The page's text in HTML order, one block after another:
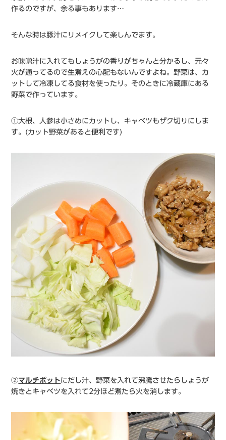
作るのですが、余る事もあります…
そんな時は豚汁にリメイクして楽しんでます。
お味噌汁に入れてもしょうがの香りがちゃんと分かるし、元々
火が通ってるので生煮えの心配もないんですよね。野菜は、カ
ットして冷凍してる食材を使ったり。そのときに冷蔵庫にある
野菜で作っています。
①大根、人参は小さめにカットし、キャベツもザク切りにしま
す。(カット野菜があると便利です)
②マルチポットにだし汁、野菜を入れて沸騰させたらしょうが
焼きとキャベツを入れて2分ほど煮たら火を消します。